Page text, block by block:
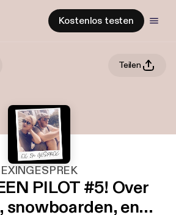
Kostenlos testen
Teilen
EXINGESPREK
PILOT #5! Over
en...